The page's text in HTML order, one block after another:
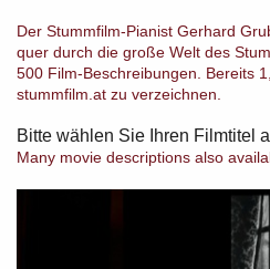
Der Stummfilm-Pianist Gerhard
quer durch die große Welt des
500 Film-Beschreibungen. Bereits
stummfilm.at zu verzeichnen.
Bitte wählen Sie Ihren Filmtitel
Many movie descriptions also